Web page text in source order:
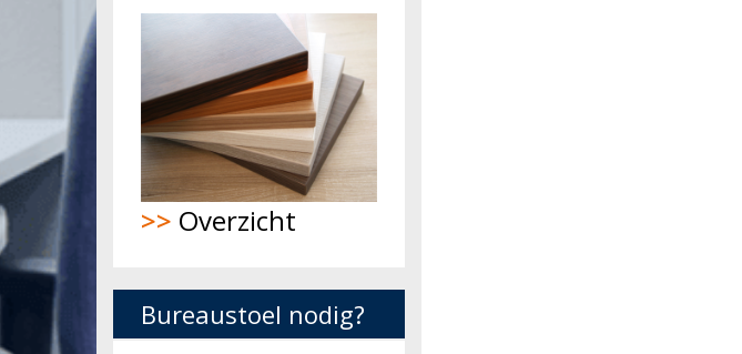
>> Overzicht
Bureaustoel nodig?